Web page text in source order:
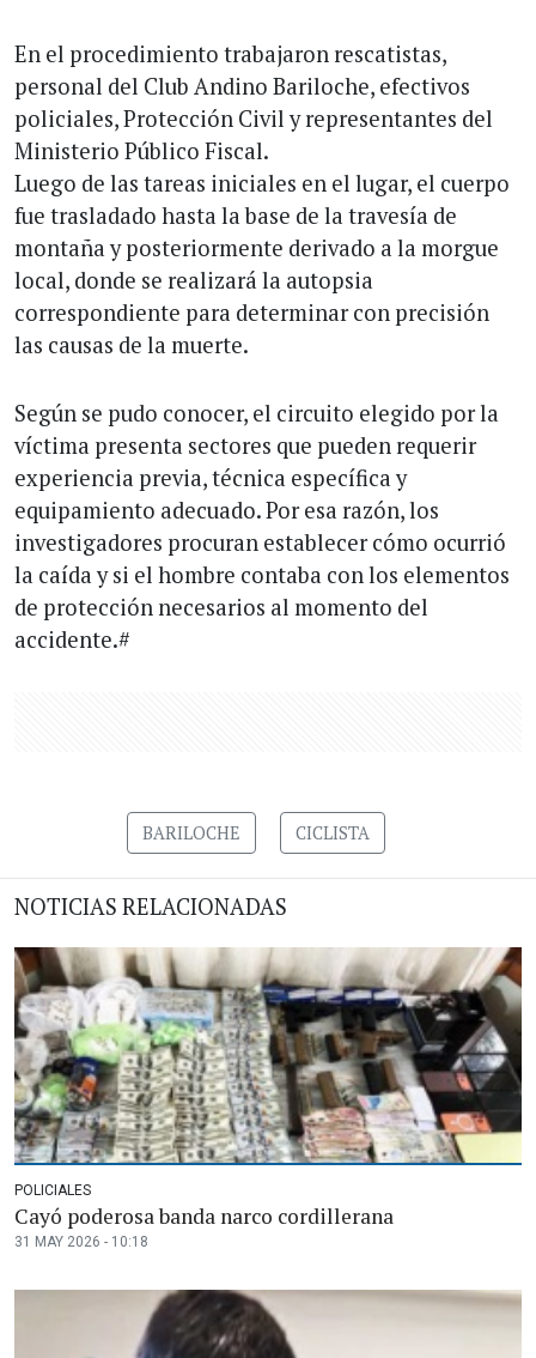
En el procedimiento trabajaron rescatistas,
personal del Club Andino Bariloche, efectivos
policiales, Protección Civil y representantes del
Ministerio Público Fiscal.
Luego de las tareas iniciales en el lugar, el cuerpo
fue trasladado hasta la base de la travesía de
montaña y posteriormente derivado a la morgue
local, donde se realizará la autopsia
correspondiente para determinar con precisión
las causas de la muerte.
Según se pudo conocer, el circuito elegido por la
víctima presenta sectores que pueden requerir
experiencia previa, técnica específica y
equipamiento adecuado. Por esa razón, los
investigadores procuran establecer cómo ocurrió
la caída y si el hombre contaba con los elementos
de protección necesarios al momento del
accidente.#
BARILOCHE CICLISTA
NOTICIAS RELACIONADAS
POLICIALES
Cayó poderosa banda narco cordillerana
31 MAY 2026 - 10:18